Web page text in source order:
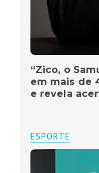
“Zico, o
em mais de
e revela
ESPORTE